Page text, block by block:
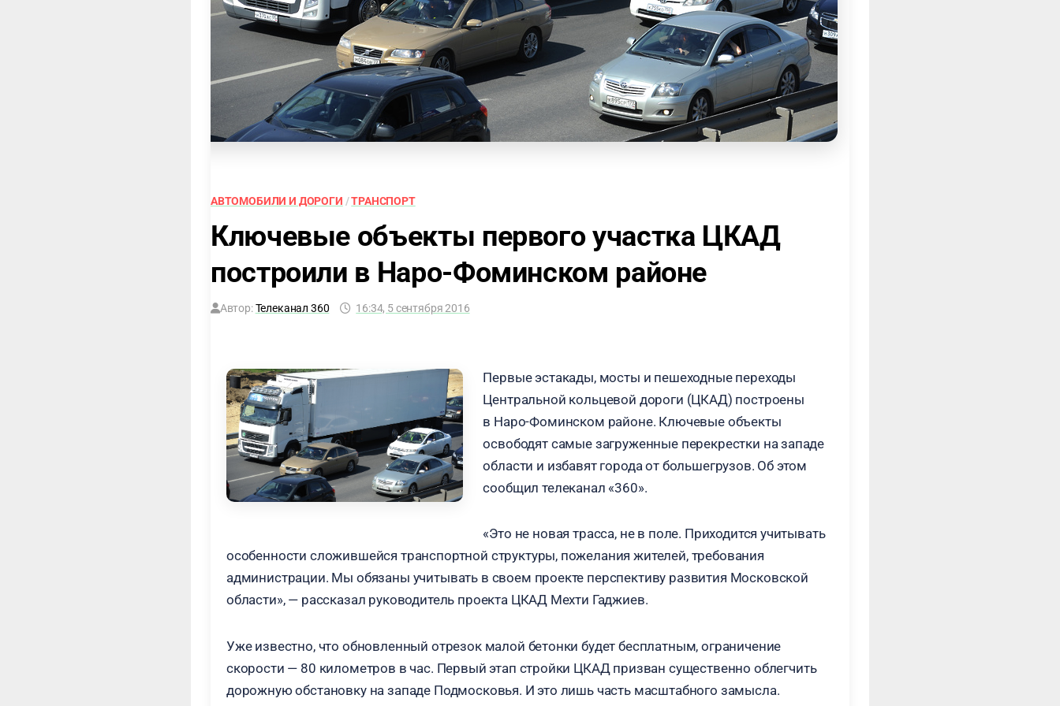
АВТОМОБИЛИ И ДОРОГИ /ТРАНСПОРТ
Ключевые объекты первого участка ЦКАД
построили в Наро-Фоминском районе
Автор:Телеканал 360 16:34, 5 сентября 2016
Первые эстакады, мосты и пешеходные переходы
Центральной кольцевой дороги (ЦКАД) построены
в Наро-Фоминском районе. Ключевые объекты
освободят самые загруженные перекрестки на западе
области и избавят города от большегрузов. Об этом
сообщил телеканал «360».
«Это не новая трасса, не в поле. Приходится учитывать
особенности сложившейся транспортной структуры, пожелания жителей, требования
администрации. Мы обязаны учитывать в своем проекте перспективу развития Московской
области», — рассказал руководитель проекта ЦКАД Мехти Гаджиев.
Уже известно, что обновленный отрезок малой бетонки будет бесплатным, ограничение
скорости — 80 километров в час. Первый этап стройки ЦКАД призван существенно облегчить
дорожную обстановку на западе Подмосковья. И это лишь часть масштабного замысла.